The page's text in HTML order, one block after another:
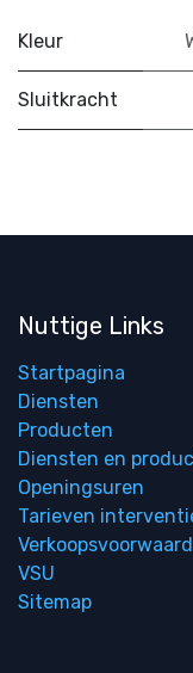
Kleur
Sluitkracht
Nuttige Links
Startpagina
Diensten
Producten
Diensten en
Openingsuren
Tarieven
VSU
Sitemap